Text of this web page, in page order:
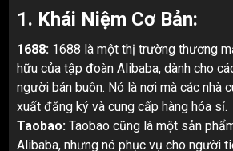
1. Khái Niệm Cơ Bản:
1688: 1688 là một thị trường thương
hữu của tập đoàn Alibaba, dành cho
người bán buôn. Nó là nơi mà các nhà
xuất đăng ký và cung cấp hàng hóa sỉ.
Taobao: Taobao cũng là một sản
Alibaba, nhưng nó phục vụ cho người